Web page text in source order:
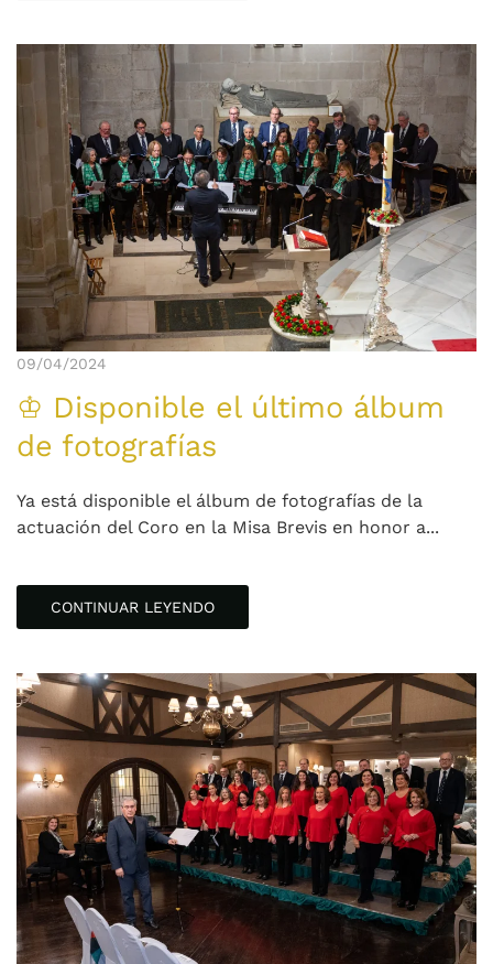
09/04/2024
♔ Disponible el último álbum
de fotografías
Ya está disponible el álbum de fotografías de la
actuación del Coro en la Misa Brevis en honor a...
CONTINUAR LEYENDO